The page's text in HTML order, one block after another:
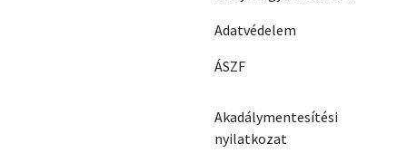
Adatvédelem
ÁSZF
Akadálymentesítési
nyilatkozat